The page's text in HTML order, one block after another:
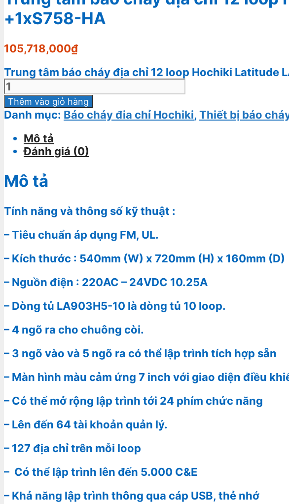
+1xS758-HA
105,718,000₫
Trung tâm báo cháy địa chỉ 12 loop Hochiki Latitude
Thêm vào giỏ hàng
Danh mục: Báo cháy đia chỉ Hochiki, Thiết bị báo
Mô tả
Đánh giá (0)
Mô tả
Tính năng và thông số kỹ thuật :
– Tiêu chuẩn áp dụng FM, UL.
– Kích thước : 540mm (W) x 720mm (H) x 160mm (D)
– Nguồn điện : 220AC – 24VDC 10.25A
– Dòng tủ LA903H5-10 là dòng tủ 10 loop.
– 4 ngõ ra cho chuông còi.
– 3 ngõ vào và 5 ngõ ra có thể lập trình tích hợp sẵn
– Màn hình màu cảm ứng 7 inch với giao diện điều
– Có thể mở rộng lập trình tới 24 phím chức năng
– Lên đến 64 tài khoản quản lý.
– 127 địa chỉ trên mỗi loop
– Có thể lập trình lên đến 5.000 C&E
– Khả năng lập trình thông qua cáp USB, thẻ nhớ